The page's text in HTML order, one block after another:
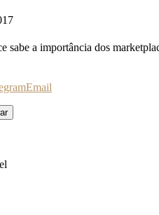
sabe a importância dos
Email